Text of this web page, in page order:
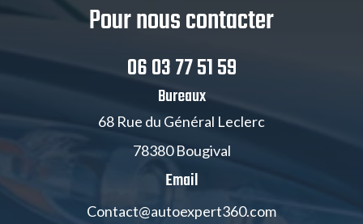
Pour nous contacter
06 03 77 51 59
Bureaux
68 Rue du Général Leclerc
78380 Bougival
Email
Contact@autoexpert360.com